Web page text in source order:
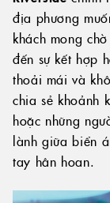
địa phương
khách mong
đến sự kết hợp
thoải mái và
chia sẻ khoảnh
hoặc những
lành giữa biển
tay hân hoan.